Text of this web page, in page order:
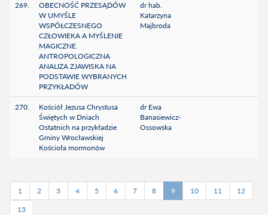
269.
OBECNOŚĆ PRZESĄDÓW
W UMYŚLE
WSPÓŁCZESNEGO
CZŁOWIEKA A MYŚLENIE
MAGICZNE.
ANTROPOLOGICZNA
ANALIZA ZJAWISKA NA
PODSTAWIE WYBRANYCH
PRZYKŁADÓW
dr hab.
Katarzyna
Majbroda
270.
Kościół Jezusa Chrystusa
Świętych w Dniach
Ostatnich na przykładzie
Gminy Wrocławskiej
Kościoła mormonów
dr Ewa
Banasiewicz-
Ossowska
1 2 3 4 5 6 7 8 9 10 11 12
13